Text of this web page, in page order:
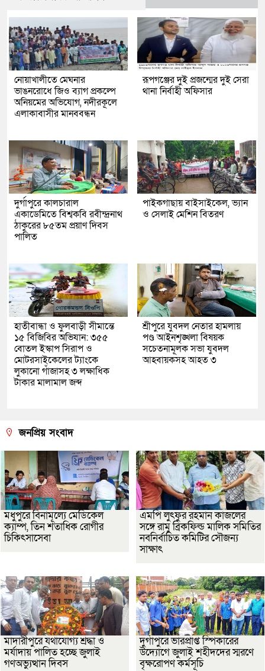
নোয়াখালীতে মেঘনার
ভাঙনরোধে জিও ব্যাগ প্রকল্পে
অনিয়মের অভিযোগ, নদীরকূলে
এলাকাবাসীর মানববন্ধন
রূপগঞ্জের দুই প্রজন্মের দুই সেরা
থানা নির্বাহী অফিসার
দুর্গাপুরে কালচারাল
একাডেমিতে বিশ্বকবি রবীন্দ্রনাথ
ঠাকুরের ৮৫তম প্রয়াণ দিবস
পালিত
পাইকগাছায় বাইসাইকেল, ভ্যান
ও সেলাই মেশিন বিতরণ
হাতীবান্ধা ও ফুলবাড়ী সীমান্তে
১৫ বিজিবির অভিযান: ৩৫৫
বোতল ইস্কাপ সিরাপ ও
মোটরসাইকেলের ট্যাংকে
লুকানো গাঁজাসহ ৩ লক্ষাধিক
টাকার মালামাল জব্দ
শ্রীপুরে যুবদল নেতার হামলায়
পণ্ড আইনশৃঙ্খলা বিষয়ক
সচেতনামূলক সভা যুবদল
আহবায়কসহ আহত ৩
জনপ্রিয় সংবাদ
মধুপুরে বিনামূল্যে মেডিকেল
ক্যাম্প, তিন শতাধিক রোগীর
চিকিৎসাসেবা
এমপি লুৎফুর রহমান কাজলের
সঙ্গে রামু ব্রিকফিল্ড মালিক সমিতির
নবনির্বাচিত কমিটির সৌজন্য
সাক্ষাৎ
মাদারীপুরে যথাযোগ্য শ্রদ্ধা ও
মর্যাদায় পালিত হচ্ছে জুলাই
গণঅভ্যুত্থান দিবস
দুর্গাপুরে ভারপ্রাপ্ত স্পিকারের
উদ্যোগে জুলাই শহীদদের স্মরণে
বৃক্ষরোপণ কর্মসূচি